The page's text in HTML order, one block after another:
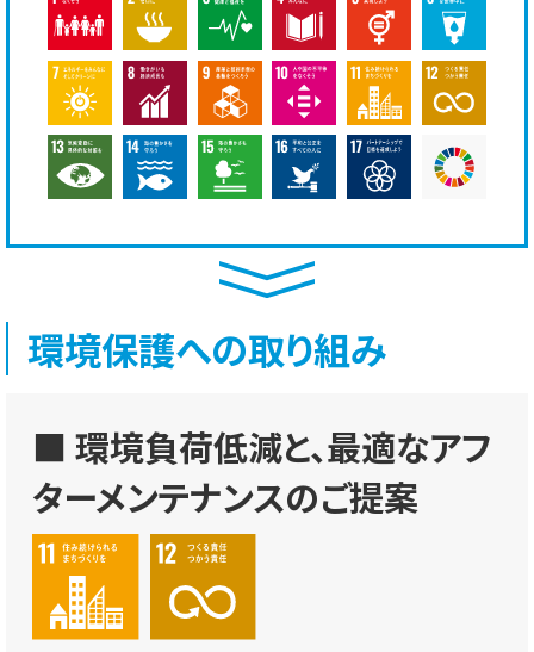
環境保護への取り組み
■ 環境負荷低減と、最適なアフ
ターメンテナンスのご提案